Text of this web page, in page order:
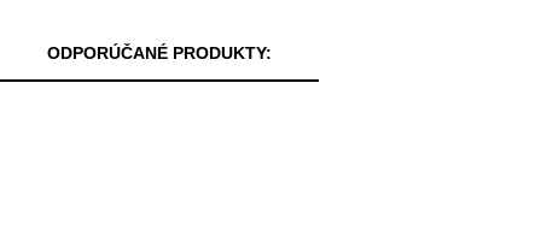
ODPORÚČANÉ PRODUKTY: